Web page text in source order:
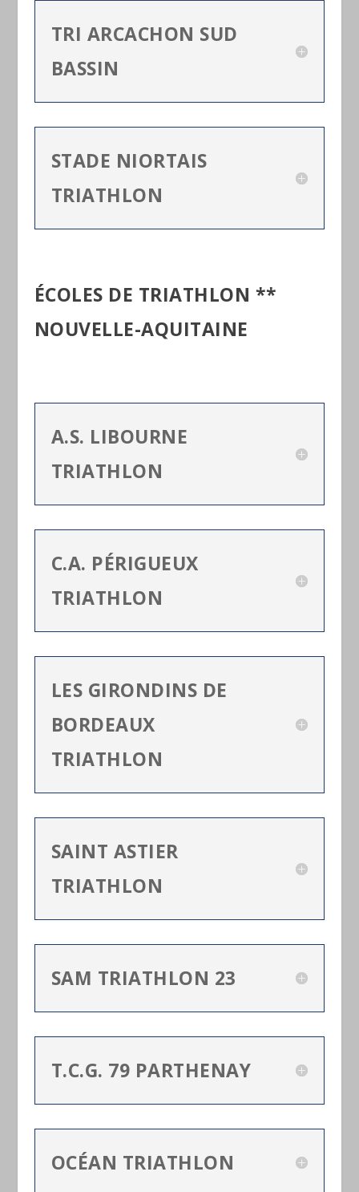
TRI ARCACHON SUD
BASSIN
STADE NIORTAIS
TRIATHLON
ÉCOLES DE TRIATHLON **
NOUVELLE-AQUITAINE
A.S. LIBOURNE
TRIATHLON
C.A. PÉRIGUEUX
TRIATHLON
LES GIRONDINS DE
BORDEAUX
TRIATHLON
SAINT ASTIER
TRIATHLON
SAM TRIATHLON 23
T.C.G. 79 PARTHENAY
OCÉAN TRIATHLON